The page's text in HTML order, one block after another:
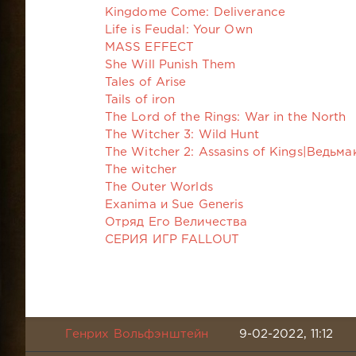
Kingdome Come: Deliverance
Life is Feudal: Your Own
MASS EFFECT
She Will Punish Them
Tales of Arise
Tails of iron
The Lord of the Rings: War in the North
The Witcher 3: Wild Hunt
The Witcher 2: Assasins of
The witcher
The Outer Worlds
Exanima и Sue Generis
Отряд Его Величества
СЕРИЯ ИГР FALLOUT
Генрих Вольфэнштейн 9-02-2022, 11:12